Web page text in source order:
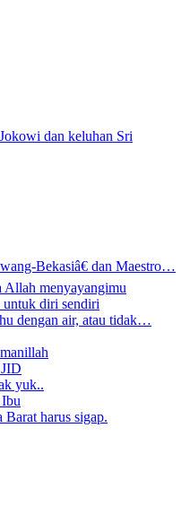
dan keluhan Sri
Bekasiâ€ dan Maestro…
menyayangimu
untuk diri sendiri
dengan air, atau tidak…
yuk..
harus sigap.